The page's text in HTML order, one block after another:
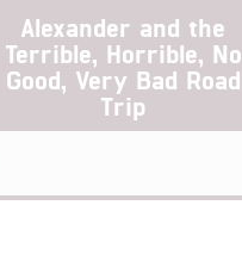
Alexander and the
Terrible, Horrible, No
Good, Very Bad Road
Trip